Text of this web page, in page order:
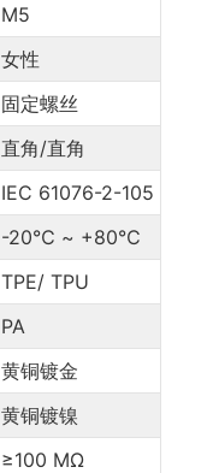
M5
女性
固定螺丝
直角/直角
IEC 61076-2-105
-20℃ ~ +80℃
TPE/ TPU
PA
黄铜镀金
黄铜镀镍
≥100 MΩ